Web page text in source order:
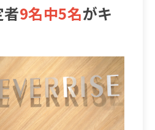
9名中5名がキ